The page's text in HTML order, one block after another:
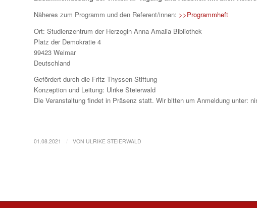
Näheres zum Programm und den Referent/innen: >>Programmheft
Ort: Studienzentrum der Herzogin Anna Amalia Bibliothek
Platz der Demokratie 4
99423 Weimar
Deutschland
Gefördert durch die Fritz Thyssen Stiftung
Konzeption und Leitung: Ulrike Steierwald
Die Veranstaltung findet in Präsenz statt. Wir bitten um Anmeldung unter:
01.08.2021 VON ULRIKE STEIERWALD